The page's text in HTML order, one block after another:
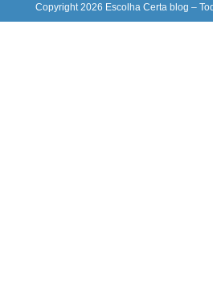
Copyright 2026 Escolha Certa blog –